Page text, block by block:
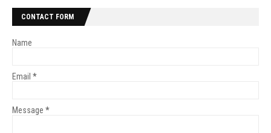
CONTACT FORM
Name
Email *
Message *